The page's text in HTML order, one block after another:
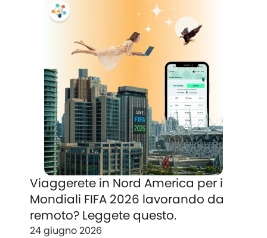
Viaggerete in Nord America per i
Mondiali FIFA 2026 lavorando da
remoto? Leggete questo.
24 giugno 2026